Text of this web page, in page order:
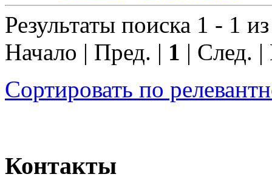
Результаты поиска 1 - 1
Начало | Пред. | 1 | След.
Сортировать по
Контакты